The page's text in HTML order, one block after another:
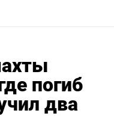
погиб
два